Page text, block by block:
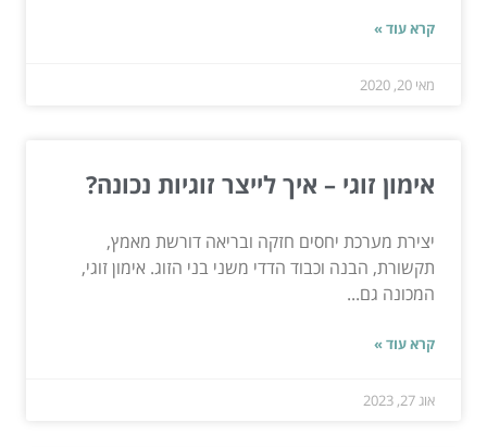
קרא עוד »
מאי 20, 2020
אימון זוגי – איך לייצר זוגיות נכונה?
יצירת מערכת יחסים חזקה ובריאה דורשת מאמץ,
תקשורת, הבנה וכבוד הדדי משני בני הזוג. אימון זוגי,
המכונה גם...
קרא עוד »
אוג 27, 2023